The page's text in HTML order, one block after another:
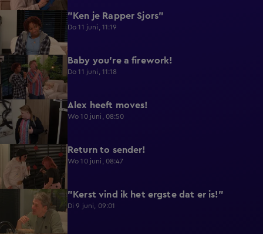
0:49 "Ken je Rapper Sjors"
Do 11 juni, 11:19
0:39 Baby you're a firework!
Do 11 juni, 11:18
0:43 Alex heeft moves!
Wo 10 juni, 08:50
0:36 Return to sender!
Wo 10 juni, 08:47
"Kerst vind ik het ergste dat er is!"
Di 9 juni, 09:01